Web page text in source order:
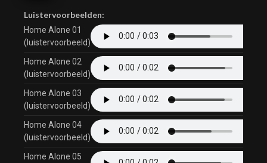
Luistervoorbeelden:
Home Alone 01
(luistervoorbeeld)
Home Alone 02
(luistervoorbeeld)
Home Alone 03
(luistervoorbeeld)
Home Alone 04
(luistervoorbeeld)
Home Alone 05